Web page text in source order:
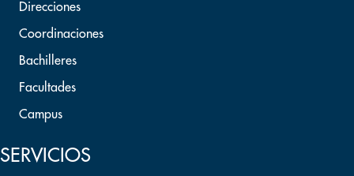
Direcciones
Coordinaciones
Bachilleres
Facultades
Campus
SERVICIOS